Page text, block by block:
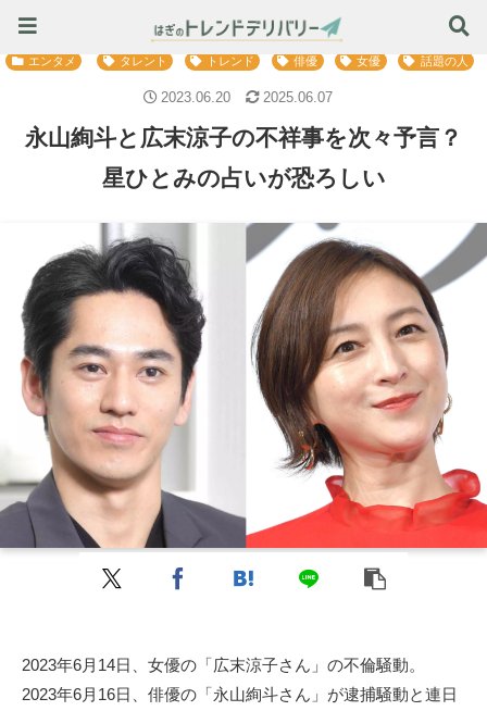
旬のトレンド情報はこちら ≫
エンタメ タレント トレンド 俳優 女優 話題の人
永山絢斗と広末涼子の不祥事を次々予言？
星ひとみの占いが恐ろしい
2023.06.20 2025.06.07
2023年6月14日、女優の「広末涼子さん」の不倫騒動。
2023年6月16日、俳優の「永山絢斗さん」が逮捕騒動と連日